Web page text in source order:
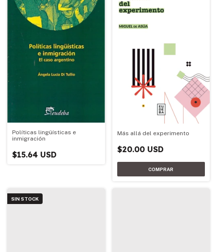
Políticas lingüísticas e
inmigración
$15.64 USD
Más allá del experimento
$20.00 USD
SIN STOCK